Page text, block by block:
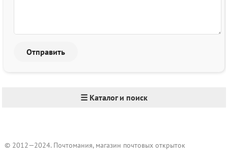
☰ Каталог и поиск
© 2012—2024. Почтомания, магазин почтовых открыток